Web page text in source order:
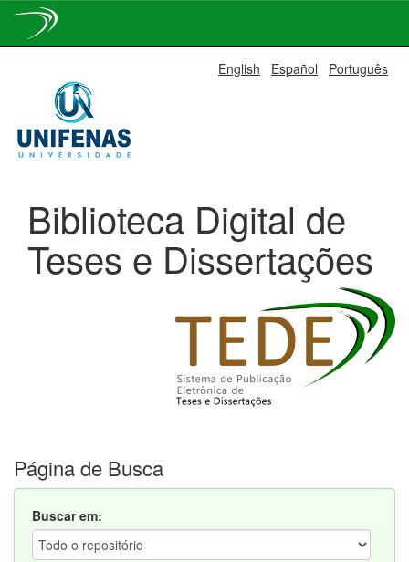
navigation
English Español Português
Biblioteca Digital de
Teses e Dissertações
Página de Busca
Buscar em: